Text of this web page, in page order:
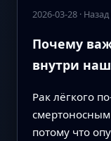
2026-03-28·
Почему
внутри
Рак лёгкого
потому что